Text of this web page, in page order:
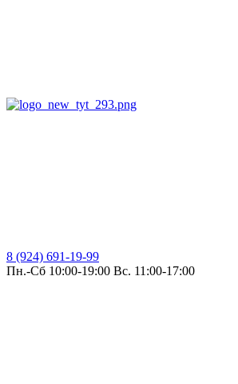
8 (924) 691-19-99
Пн.-Сб 10:00-19:00 Вс. 11:00-17:00